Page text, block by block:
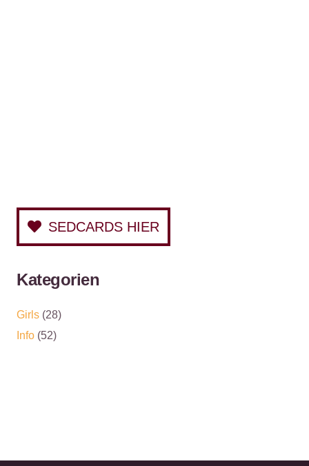
SEDCARDS HIER
Kategorien
Girls (28)
Info (52)